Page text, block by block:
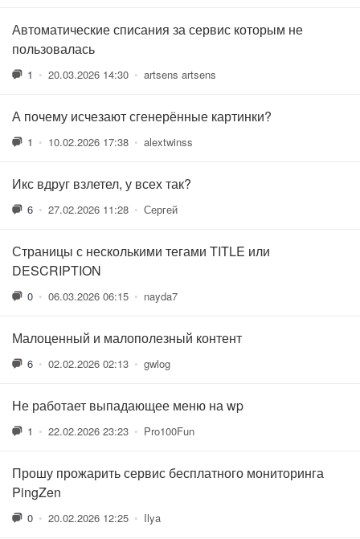
Автоматические списания за сервис которым не
пользовалась
1 • 20.03.2026 14:30 • artsens artsens
А почему исчезают сгенерённые картинки?
1 • 10.02.2026 17:38 • alextwinss
Икс вдруг взлетел, у всех так?
6 • 27.02.2026 11:28 • Сергей
Страницы с несколькими тегами TITLE или
DESCRIPTION
0 • 06.03.2026 06:15 • nayda7
Малоценный и малополезный контент
6 • 02.02.2026 02:13 • gwlog
Не работает выпадающее меню на wp
1 • 22.02.2026 23:23 • Pro100Fun
Прошу прожарить сервис бесплатного мониторинга
PingZen
0 • 20.02.2026 12:25 • Ilya